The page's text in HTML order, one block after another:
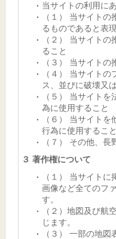
当サイトの利用に
（１） 当サイト
るものであると表
（２） 当サイト
ること
（３） 当サイト
（４） 当サイト
ス、並びに破壊又
（５） 当サイト
為に使用すること
（６） 当サイト
行為に使用すること
（７） その他、
３ 著作権について
（１） 当サイト
画像など全てのフ
す。
（２）地図及び航
じます。
（３） 一部の地